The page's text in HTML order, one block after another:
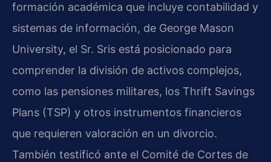
formación académica que incluye contabilidad y
sistemas de información, de George Mason
University, el Sr. Sris está posicionado para
comprender la división de activos complejos,
como las pensiones militares, los Thrift Savings
Plans (TSP) y otros instrumentos financieros
que requieren valoración en un divorcio.
También testificó ante el Comité de Cortes de